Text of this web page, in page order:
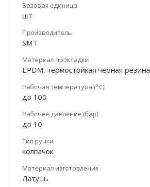
Базовая единица
шт
Производитель
SMT
Материал прокладки
EPDM, термостойкая черная резина
Рабочая температура (º С)
до 100
Рабочее давление (бар)
до 10
Тип ручки
колпачок
Материал изготовления
Латунь